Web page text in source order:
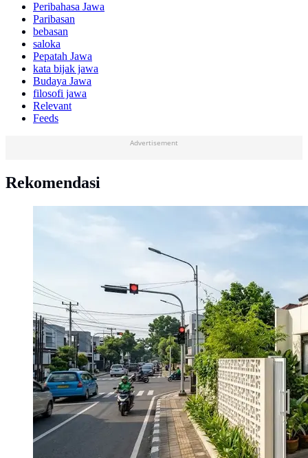
Peribahasa Jawa
Paribasan
bebasan
saloka
Pepatah Jawa
kata bijak jawa
Budaya Jawa
filosofi jawa
Relevant
Feeds
Advertisement
Rekomendasi